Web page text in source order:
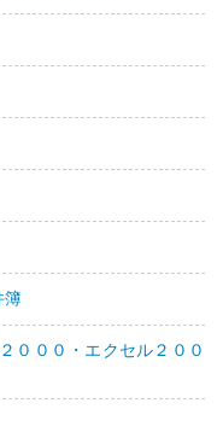
簿
０００・エクセル２００